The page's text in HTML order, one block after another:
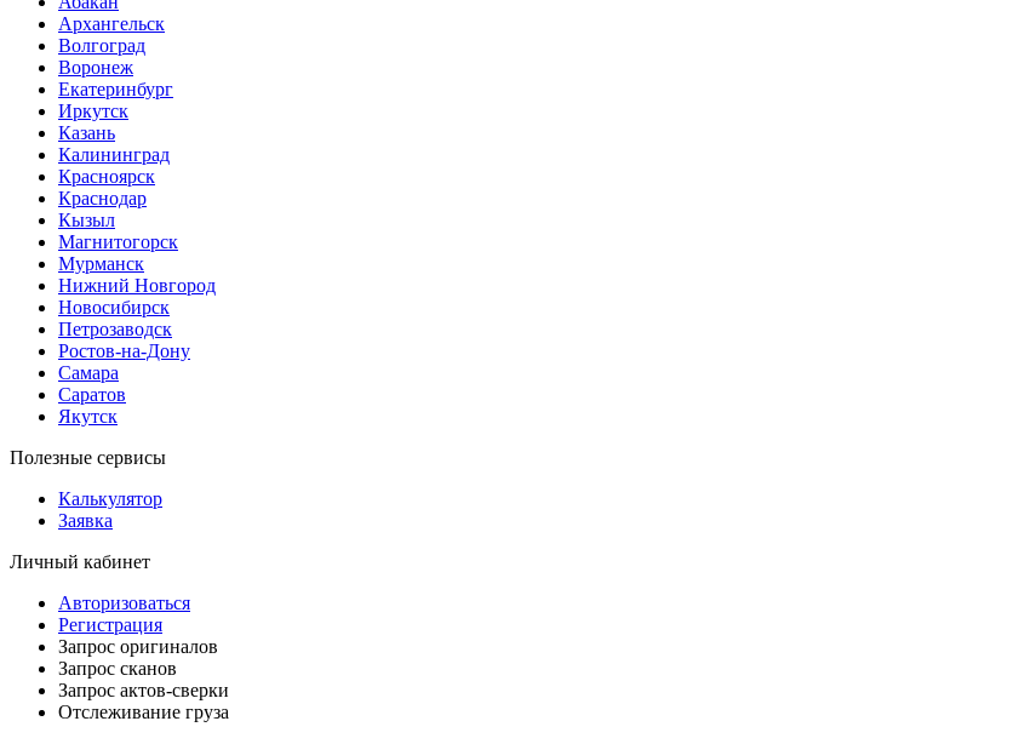
Архангельск
Волгоград
Воронеж
Екатеринбург
Иркутск
Казань
Калининград
Красноярск
Краснодар
Кызыл
Магнитогорск
Мурманск
Нижний Новгород
Новосибирск
Петрозаводск
Ростов-на-Дону
Самара
Саратов
Якутск
Полезные сервисы
Калькулятор
Заявка
Личный кабинет
Авторизоваться
Регистрация
Запрос оригиналов
Запрос сканов
Запрос актов-сверки
Отслеживание груза